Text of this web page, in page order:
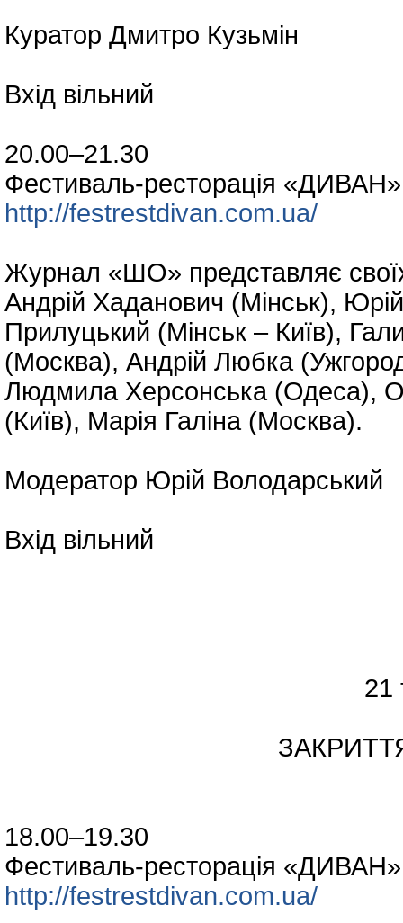
Куратор Дмитро Кузьмін
Вхід вільний
20.00–21.30
Фестиваль-ресторація
http://festrestdivan.com.ua/
Журнал «ШО» представляє
Андрій Хаданович (Мінськ),
Прилуцький (Мінськ – Київ),
(Москва), Андрій Любка
Людмила Херсонська (Одеса),
(Київ), Марія Галіна (Москва).
Модератор Юрій Володарський
Вхід вільний
21 травня
ЗАКРИТТЯ
18.00–19.30
Фестиваль-ресторація
http://festrestdivan.com.ua/